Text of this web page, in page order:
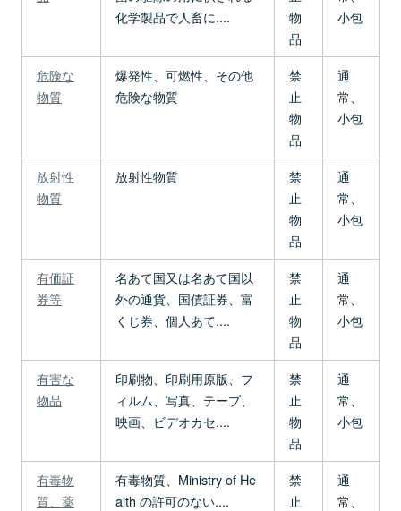
化学製品で人畜に....
物
品
小包
危険な
物質
爆発性、可燃性、その他
危険な物質
禁
止
物
品
通
常、
小包
放射性
物質
放射性物質
禁
止
物
品
通
常、
小包
有価証
券等
名あて国又は名あて国以
外の通貨、国債証券、富
くじ券、個人あて....
禁
止
物
品
通
常、
小包
有害な
物品
印刷物、印刷用原版、フ
ィルム、写真、テープ、
映画、ビデオカセ....
禁
止
物
品
通
常、
小包
有毒物
質、薬
有毒物質、Ministry of He
alth の許可のない....
禁
止
通
常、